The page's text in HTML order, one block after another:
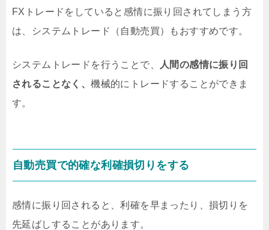
FXトレードをしていると感情に振り回されてしまう方
は、システムトレード（自動売買）もおすすめです。
システムトレードを行うことで、
人間の感情に振り回
されることなく、機械的にトレードすることができま
す。
自動売買で的確な利確損切りをする
感情に振り回されると、利確を早まったり、損切りを
先延ばしすることがあります。